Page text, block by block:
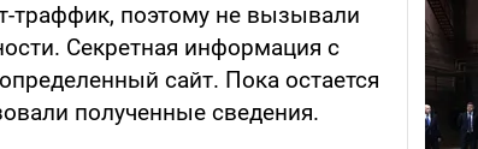
траффик, поэтому не вызывали
Секретная информация с
сайт. Пока остается
полученные сведения.